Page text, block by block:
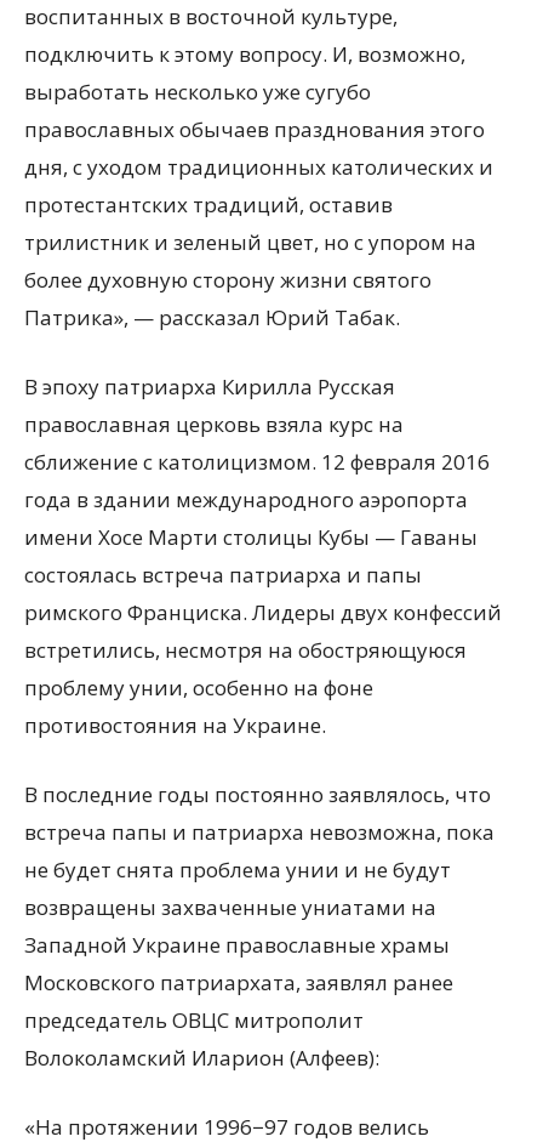
воспитанных в восточной культуре,
подключить к этому вопросу. И, возможно,
выработать несколько уже сугубо
православных обычаев празднования этого
дня, с уходом традиционных католических и
протестантских традиций, оставив
трилистник и зеленый цвет, но с упором на
более духовную сторону жизни святого
Патрика», — рассказал Юрий Табак.
В эпоху патриарха Кирилла Русская
православная церковь взяла курс на
сближение с католицизмом. 12 февраля 2016
года в здании международного аэропорта
имени Хосе Марти столицы Кубы — Гаваны
состоялась встреча патриарха и папы
римского Франциска. Лидеры двух конфессий
встретились, несмотря на обостряющуюся
проблему унии, особенно на фоне
противостояния на Украине.
В последние годы постоянно заявлялось, что
встреча папы и патриарха невозможна, пока
не будет снята проблема унии и не будут
возвращены захваченные униатами на
Западной Украине православные храмы
Московского патриархата, заявлял ранее
председатель ОВЦС митрополит
Волоколамский Иларион (Алфеев):
«На протяжении 1996−97 годов велись